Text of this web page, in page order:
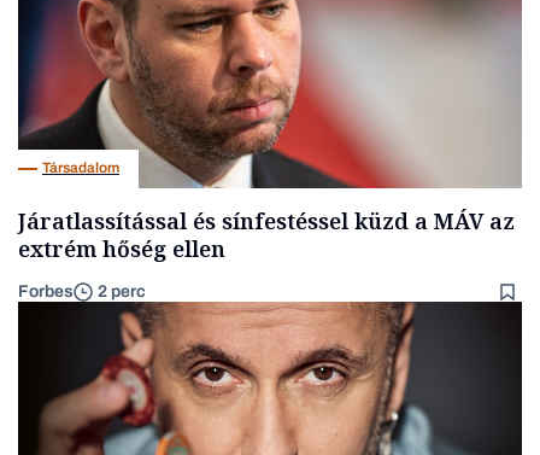
Társadalom
Járatlassítással és sínfestéssel küzd a MÁV az
extrém hőség ellen
Forbes 2 perc